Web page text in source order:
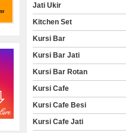
Jati Ukir
Kitchen Set
Kursi Bar
Kursi Bar Jati
Kursi Bar Rotan
Kursi Cafe
Kursi Cafe Besi
Kursi Cafe Jati